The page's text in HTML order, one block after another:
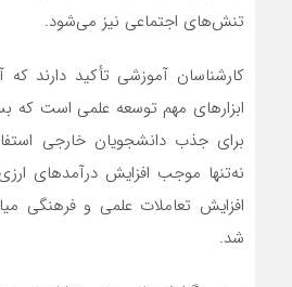
تنش‌های اجتماعی نیز می‌شود.
کارشناسان آموزشی تأکید دارند
ابزارهای مهم توسعه علمی است که
برای جذب دانشجویان خارجی
نه‌تنها موجب افزایش درآمدهای
افزایش تعاملات علمی و فرهنگی
شد.